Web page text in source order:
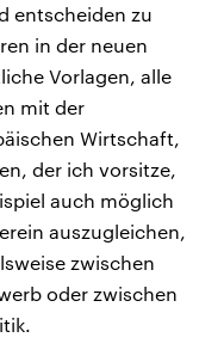
entscheiden zu
in der neuen
Vorlagen, alle
mit der
Wirtschaft,
der ich vorsitze,
auch möglich
auszugleichen,
zwischen
oder zwischen